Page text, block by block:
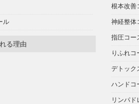
ル
る理由
根本改善
神経整体
指圧コー
りふれコ
デトック
ハンドコ
リンパド